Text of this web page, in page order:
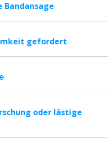
Bandansage
gefordert
oder lästige